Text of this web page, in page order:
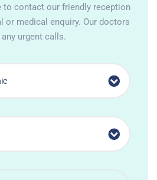
to contact our friendly reception
or medical enquiry. Our doctors
urgent calls.